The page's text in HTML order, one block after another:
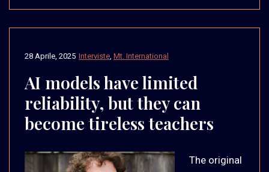
Interviste Mt. International
28 Aprile, 2025
AI models have limited
reliability, but they can
become tireless teachers
The original